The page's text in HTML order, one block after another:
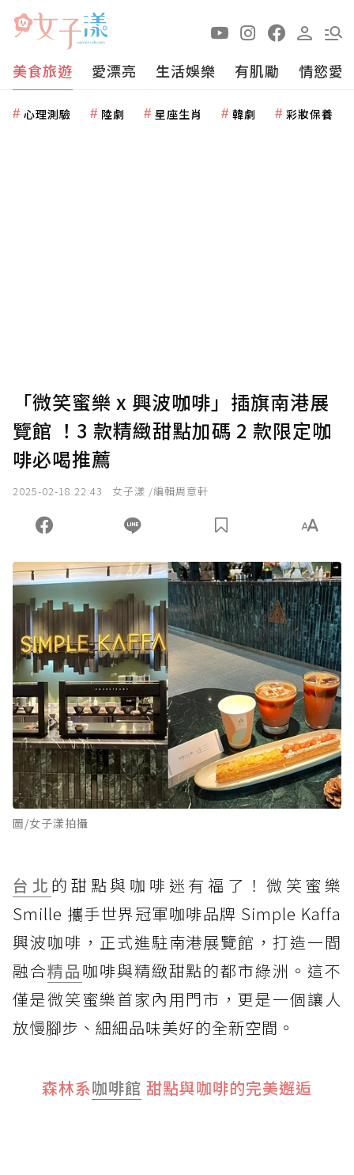
美食旅遊 愛漂亮 生活娛樂 有肌勵 情慾愛
心理測驗 陸劇 星座生肖 韓劇 彩妝保養
「微笑蜜樂 x 興波咖啡」插旗南港展
覽館 ！3 款精緻甜點加碼 2 款限定咖
啡必喝推薦
2025-02-18 22:43 女子漾 /編輯周意軒
圖/女子漾拍攝
台北 的甜點與咖啡迷有福了！微笑蜜樂
Smille 攜手世界冠軍咖啡品牌 Simple Kaffa
興波咖啡，正式進駐南港展覽館，打造一間
融合精品咖啡與精緻甜點的都市綠洲。這不
僅是微笑蜜樂首家內用門市，更是一個讓人
放慢腳步、細細品味美好的全新空間。
森林系咖啡館 甜點與咖啡的完美邂逅